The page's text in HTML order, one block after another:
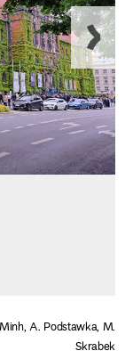
A. Podstawka, M.
Skrabek